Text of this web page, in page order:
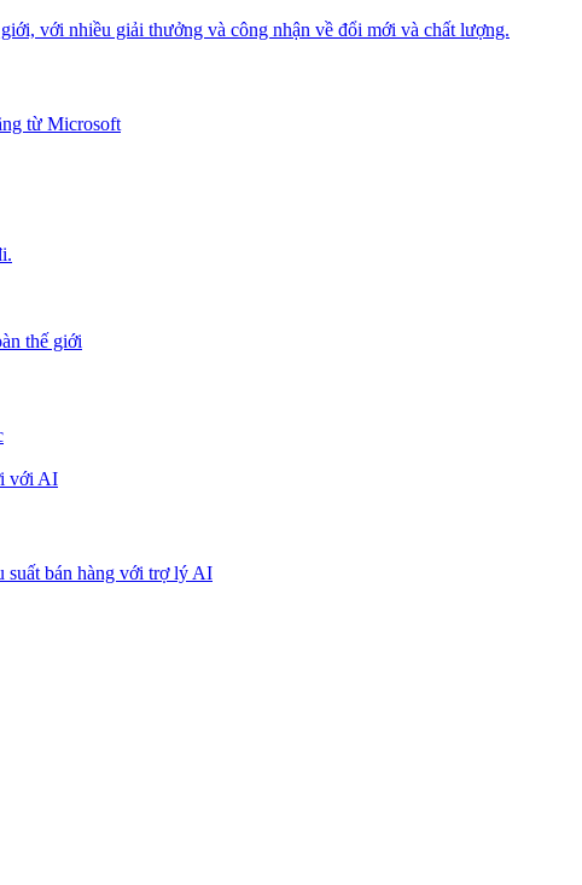
với nhiều giải thưởng và công nhận về đổi mới và chất lượng.
từ Microsoft
thế giới
với AI
suất bán hàng với trợ lý AI